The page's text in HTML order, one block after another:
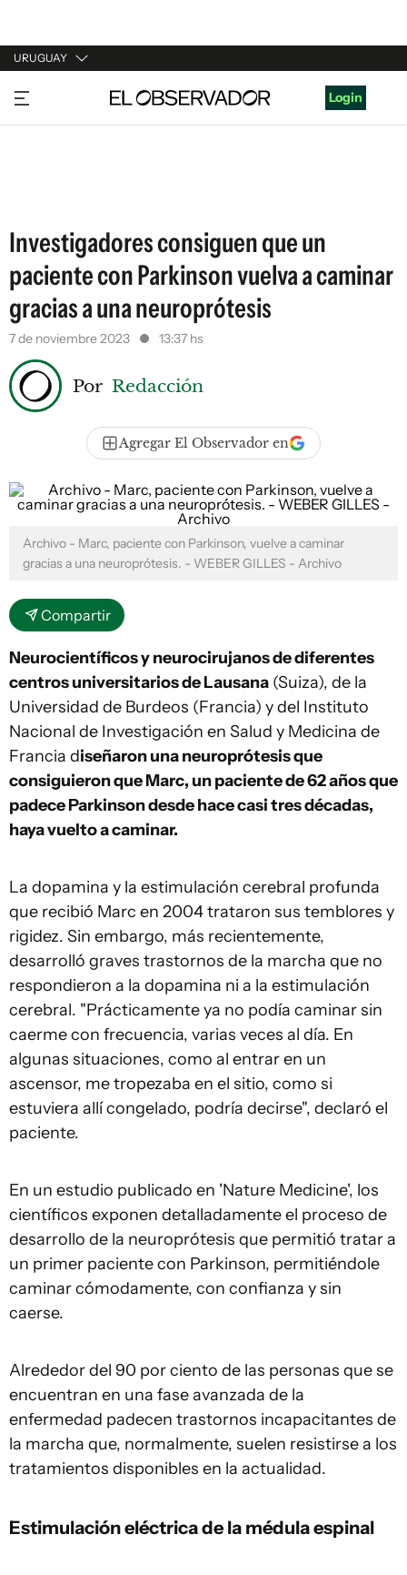
URUGUAY
URUGUAY
ARGENTINA
Login
Investigadores consiguen que un
paciente con Parkinson vuelva a caminar
gracias a una neuroprótesis
7 de noviembre 2023 13:37 hs
Por Redacción
Agregar El Observador en
Archivo - Marc, paciente con Parkinson, vuelve a caminar
gracias a una neuroprótesis. - WEBER GILLES - Archivo
Compartir
Neurocientíficos y neurocirujanos de diferentes
centros universitarios de Lausana (Suiza), de la
Universidad de Burdeos (Francia) y del Instituto
Nacional de Investigación en Salud y Medicina de
Francia diseñaron una neuroprótesis que
consiguieron que Marc, un paciente de 62 años que
padece Parkinson desde hace casi tres décadas,
haya vuelto a caminar.
La dopamina y la estimulación cerebral profunda
que recibió Marc en 2004 trataron sus temblores y
rigidez. Sin embargo, más recientemente,
desarrolló graves trastornos de la marcha que no
respondieron a la dopamina ni a la estimulación
cerebral. "Prácticamente ya no podía caminar sin
caerme con frecuencia, varias veces al día. En
algunas situaciones, como al entrar en un
ascensor, me tropezaba en el sitio, como si
estuviera allí congelado, podría decirse", declaró el
paciente.
En un estudio publicado en 'Nature Medicine', los
científicos exponen detalladamente el proceso de
desarrollo de la neuroprótesis que permitió tratar a
un primer paciente con Parkinson, permitiéndole
caminar cómodamente, con confianza y sin
caerse.
Alrededor del 90 por ciento de las personas que se
encuentran en una fase avanzada de la
enfermedad padecen trastornos incapacitantes de
la marcha que, normalmente, suelen resistirse a los
tratamientos disponibles en la actualidad.
Estimulación eléctrica de la médula espinal